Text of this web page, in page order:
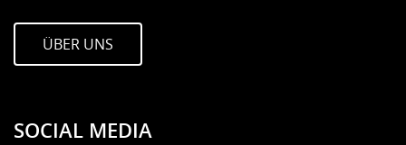
ÜBER UNS
SOCIAL MEDIA